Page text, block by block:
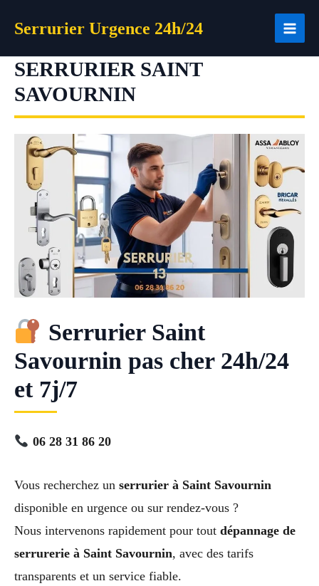
Serrurier Urgence 24h/24
SERRURIER SAINT
SAVOURNIN
Serrurier Saint
Savournin pas cher 24h/24
et 7j/7
06 28 31 86 20
Vous recherchez un serrurier à Saint Savournin
disponible en urgence ou sur rendez-vous ?
Nous intervenons rapidement pour tout dépannage de
serrurerie à Saint Savournin, avec des tarifs
transparents et un service fiable.